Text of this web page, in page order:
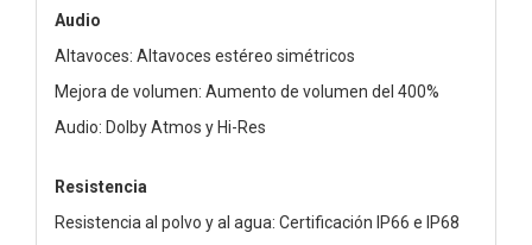
Audio
Altavoces: Altavoces estéreo simétricos
Mejora de volumen: Aumento de volumen del 400%
Audio: Dolby Atmos y Hi-Res
Resistencia
Resistencia al polvo y al agua: Certificación IP66 e IP68